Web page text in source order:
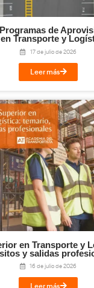
Técnico
para la FP
27 de
Leer